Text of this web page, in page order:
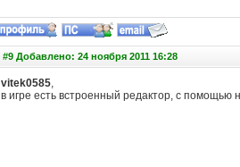
#9 Добавлено: 24 ноября 2011 16:28
vitek0585,
в игре есть встроенный редактор, с помощью